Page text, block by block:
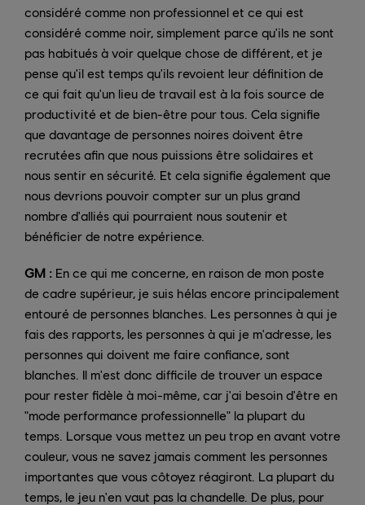
considéré comme non professionnel et ce qui est
considéré comme noir, simplement parce qu'ils ne sont
pas habitués à voir quelque chose de différent, et je
pense qu'il est temps qu'ils revoient leur définition de
ce qui fait qu'un lieu de travail est à la fois source de
productivité et de bien-être pour tous. Cela signifie
que davantage de personnes noires doivent être
recrutées afin que nous puissions être solidaires et
nous sentir en sécurité. Et cela signifie également que
nous devrions pouvoir compter sur un plus grand
nombre d'alliés qui pourraient nous soutenir et
bénéficier de notre expérience.
GM : En ce qui me concerne, en raison de mon poste
de cadre supérieur, je suis hélas encore principalement
entouré de personnes blanches. Les personnes à qui je
fais des rapports, les personnes à qui je m'adresse, les
personnes qui doivent me faire confiance, sont
blanches. Il m'est donc difficile de trouver un espace
pour rester fidèle à moi-même, car j'ai besoin d'être en
"mode performance professionnelle" la plupart du
temps. Lorsque vous mettez un peu trop en avant votre
couleur, vous ne savez jamais comment les personnes
importantes que vous côtoyez réagiront. La plupart du
temps, le jeu n'en vaut pas la chandelle. De plus, pour